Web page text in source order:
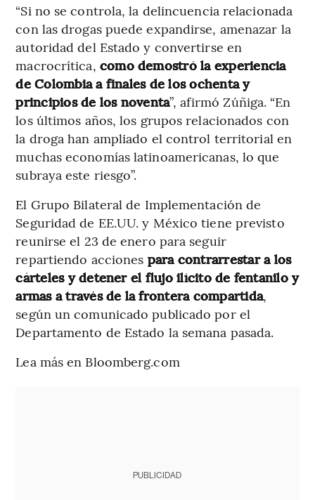
“Si no se controla, la delincuencia relacionada
con las drogas puede expandirse, amenazar la
autoridad del Estado y convertirse en
macrocrítica, como demostró la experiencia
de Colombia a finales de los ochenta y
principios de los noventa”, afirmó Zúñiga. “En
los últimos años, los grupos relacionados con
la droga han ampliado el control territorial en
muchas economías latinoamericanas, lo que
subraya este riesgo”.
El Grupo Bilateral de Implementación de
Seguridad de EE.UU. y México tiene previsto
reunirse el 23 de enero para seguir
repartiendo acciones para contrarrestar a los
cárteles y detener el flujo ilícito de fentanilo y
armas a través de la frontera compartida,
según un comunicado publicado por el
Departamento de Estado la semana pasada.
Lea más en Bloomberg.com
PUBLICIDAD